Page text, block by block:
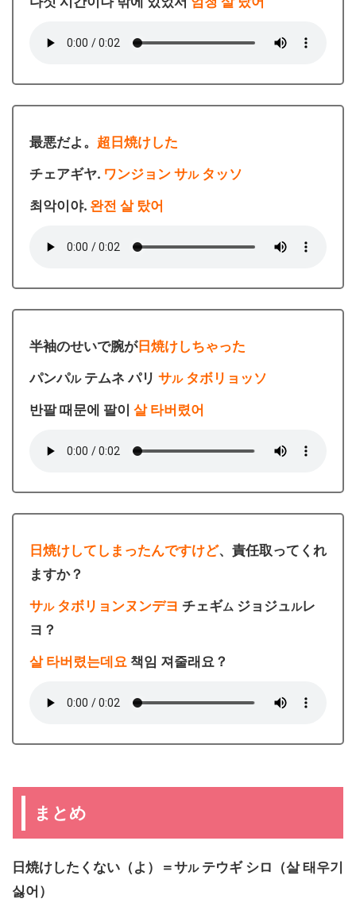
最悪だよ。 超日焼けした
チェアギヤ. ワンジョン サルタッソ
최악이야. 완전 살 탔어
半袖のせいで腕が日焼けしちゃった
パンパルテムネ パリ サルタボリョッソ
반팔 때문에 팔이 살 타버렸어
日焼けしてしまったんですけど、責任取ってくれ
ますか？
サルタボリョンヌンデヨ チェギム ジョジュルレ
ヨ？
살 타버렸는데요 책임 져줄래요？
まとめ
日焼けしたくない（よ）＝サルテウギ シロ（살 태우기
싫어）